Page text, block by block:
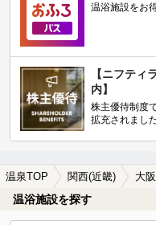
温浴施設をお
【ニフティ
内】
株主優待制度
拡充されまし
温泉TOP 関西(近畿) 大
温浴施設を探す